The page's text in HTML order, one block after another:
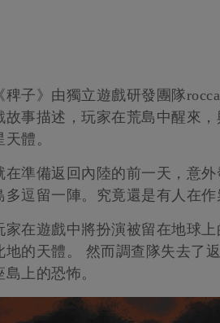
《稗子》由獨立遊戲研發團隊
故事描述，玩家在荒島中醒來
天體。
在準備返回內陸的前一天，意
多逗留一陣。究竟還是有人在
家在遊戲中將扮演被留在地球
地的天體。 然而調查隊失去了
島上的恐怖。